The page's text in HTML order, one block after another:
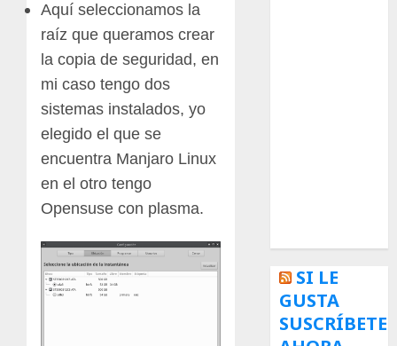
Aquí seleccionamos la
raíz que queramos crear
la copia de seguridad, en
mi caso tengo dos
sistemas instalados, yo
elegido el que se
encuentra Manjaro Linux
en el otro tengo
Opensuse con plasma.
SI LE
GUSTA
SUSCRÍBETE